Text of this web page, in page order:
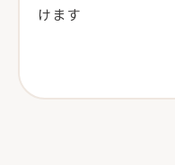
けます